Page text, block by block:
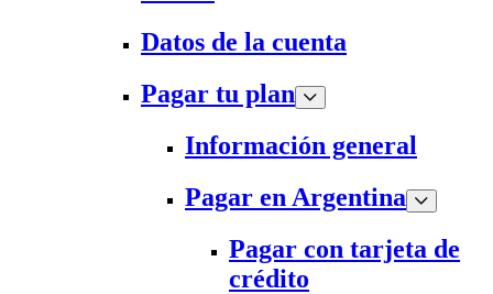
Datos de la cuenta
Pagar tu plan
Información general
Pagar en Argentina
Pagar con tarjeta de
crédito